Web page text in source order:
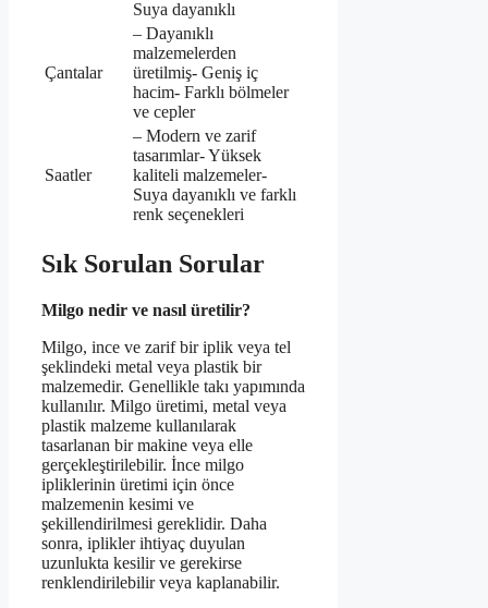
Suya dayanıklı
Çantalar
– Dayanıklı
malzemelerden
üretilmiş- Geniş iç
hacim- Farklı bölmeler
ve cepler
Saatler
– Modern ve zarif
tasarımlar- Yüksek
kaliteli malzemeler-
Suya dayanıklı ve farklı
renk seçenekleri
Sık Sorulan Sorular
Milgo nedir ve nasıl üretilir?
Milgo, ince ve zarif bir iplik veya tel
şeklindeki metal veya plastik bir
malzemedir. Genellikle takı yapımında
kullanılır. Milgo üretimi, metal veya
plastik malzeme kullanılarak
tasarlanan bir makine veya elle
gerçekleştirilebilir. İnce milgo
ipliklerinin üretimi için önce
malzemenin kesimi ve
şekillendirilmesi gereklidir. Daha
sonra, iplikler ihtiyaç duyulan
uzunlukta kesilir ve gerekirse
renklendirilebilir veya kaplanabilir.